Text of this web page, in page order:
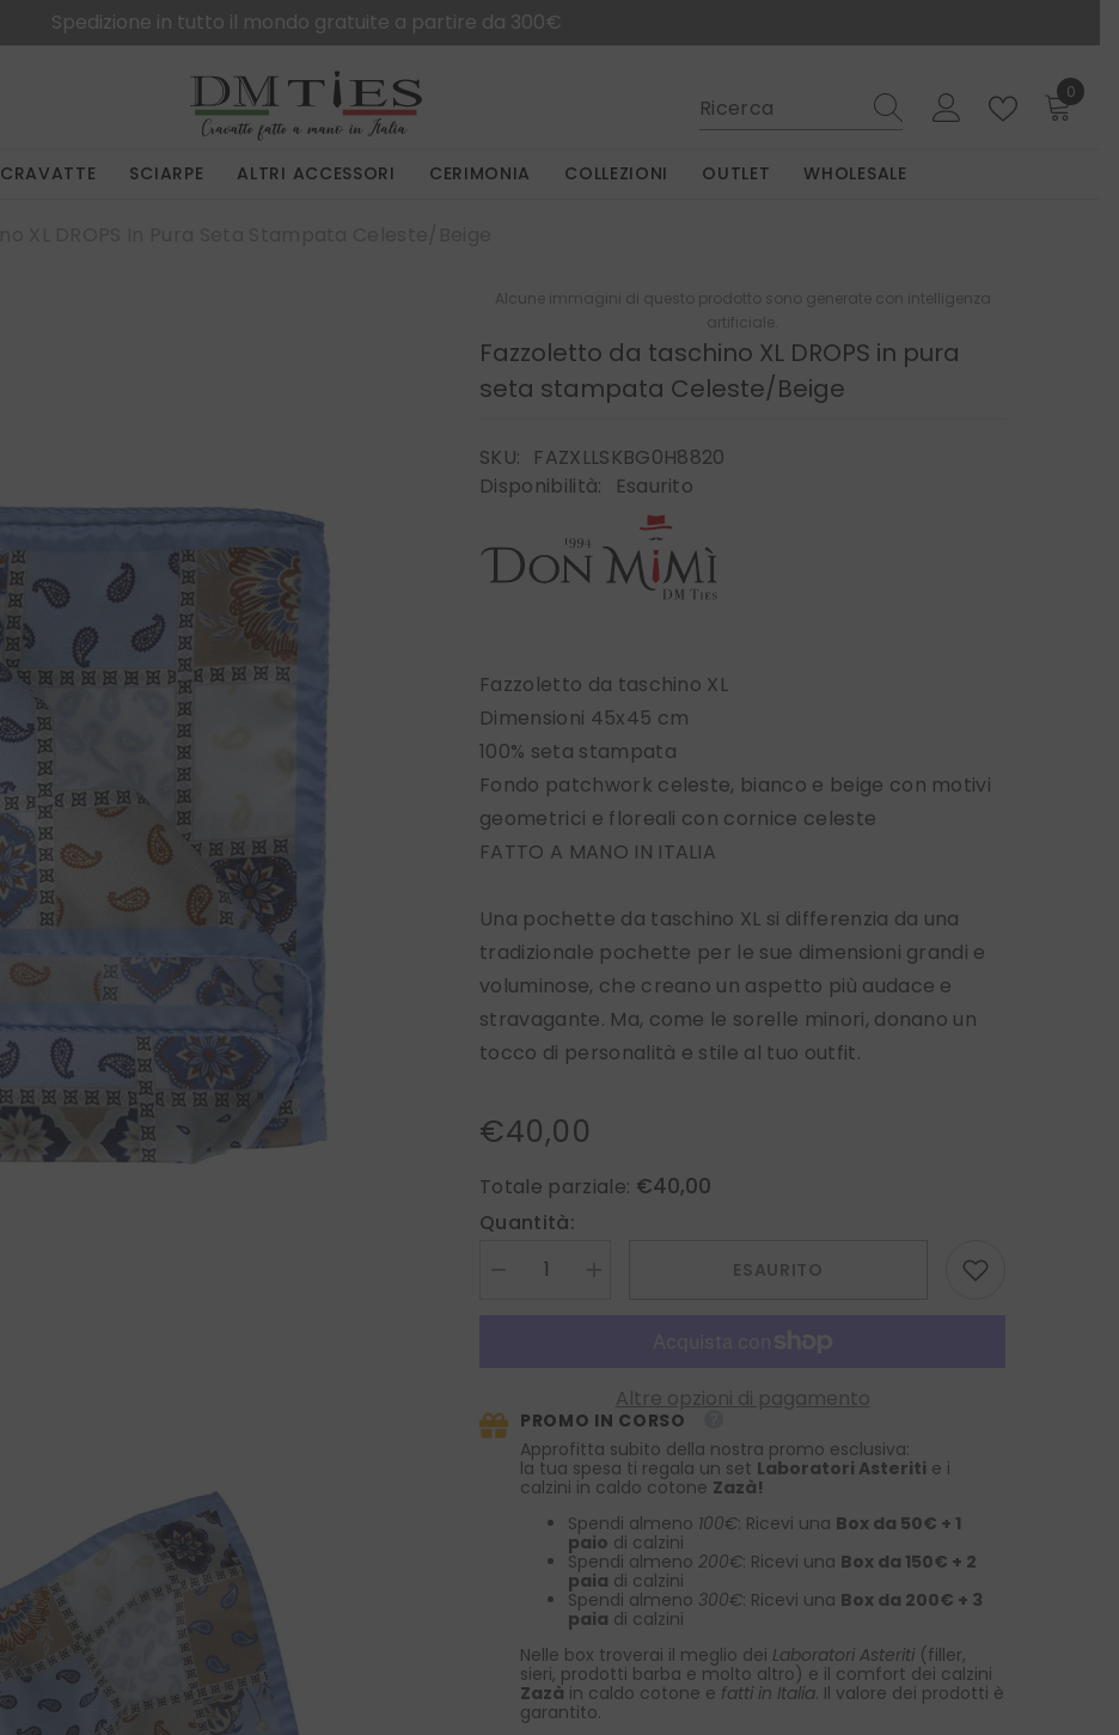
Spedizione in tutto il mondo gratuite a partire da 300€
0
0
CRAVATTE SCIARPE ALTRI ACCESSORI CERIMONIA COLLEZIONI OUTLET WHOLESALE
Alcune immagini di questo prodotto sono generate con intelligenza
artificiale.
Fazzoletto da taschino XL DROPS in pura
seta stampata Celeste/Beige
SKU:
FAZXLLSKBG0H8820
Disponibilità:
Esaurito
Fazzoletto da taschino XL
Dimensioni 45x45 cm
100% seta stampata
Fondo patchwork celeste, bianco e beige con motivi
geometrici e floreali con cornice celeste
FATTO A MANO IN ITALIA
Una pochette da taschino XL si differenzia da una
tradizionale pochette per le sue dimensioni grandi e
voluminose, che creano un aspetto più audace e
stravagante. Ma, come le sorelle minori, donano un
tocco di personalità e stile al tuo outfit.
€40,00
Totale parziale: €40,00
Quantità:
Diminuire
DROPS
in
pura
seta
stampata
DROPS
pura
seta
stampata
ESAURITO
Altre opzioni di pagamento
PROMO IN CORSO
Approfitta subito della nostra promo esclusiva:
la tua spesa ti regala un set Laboratori Asteriti e i
calzini in caldo cotone Zazà!
Spendi almeno 100€: Ricevi una Box da 50€ + 1
paio di calzini
Spendi almeno200€: Ricevi una Box da 150€ + 2
paia di calzini
Spendi almeno 300€: Ricevi una Box da 200€ + 3
paia di calzini
Nelle box troverai il meglio dei Laboratori Asteriti (filler,
sieri, prodotti barba e molto altro) e il comfort dei calzini
Zazà in caldo cotone e fatti in Italia. Il valore dei prodotti è
garantito.